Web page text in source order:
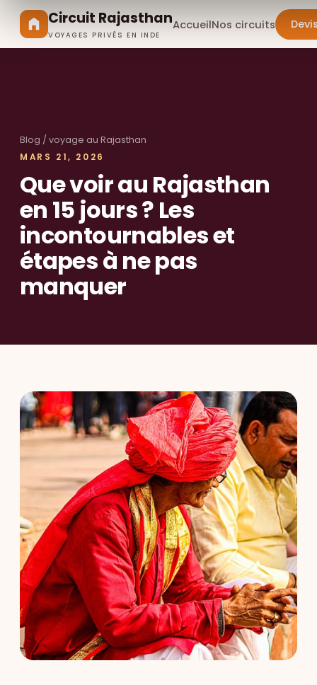
Circuit Rajasthan
VOYAGES PRIVÉS EN INDE
AccueilNos circuits
Blog / voyage au Rajasthan
MARS 21, 2026
Que voir au Rajasthan
en 15 jours ? Les
incontournables et
étapes à ne pas
manquer